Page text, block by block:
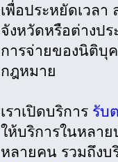
เพื่อประหยัดเวลา
จังหวัดหรือต่างป
การจ่ายของนิติบุ
กฎหมาย
เราเปิดบริการ รับ
ให้บริการในหลา
หลายคน รวมถึงบ